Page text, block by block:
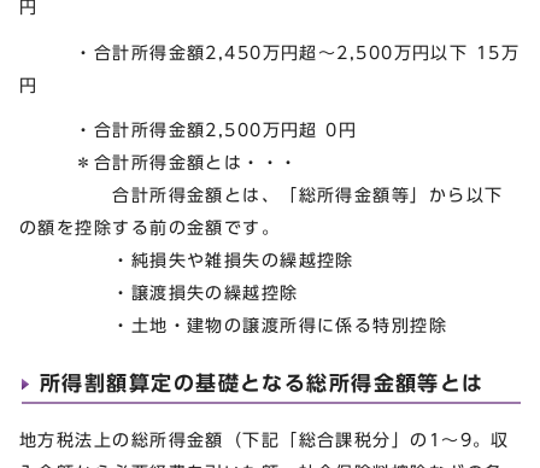
円
・合計所得金額2,450万円超～2,500万円以下 15万
円
・合計所得金額2,500万円超 0円
＊合計所得金額とは・・・
合計所得金額とは、「総所得金額等」から以下
の額を控除する前の金額です。
・純損失や雑損失の繰越控除
・譲渡損失の繰越控除
・土地・建物の譲渡所得に係る特別控除
所得割額算定の基礎となる総所得金額等とは
地方税法上の総所得金額（下記「総合課税分」の1～9。収